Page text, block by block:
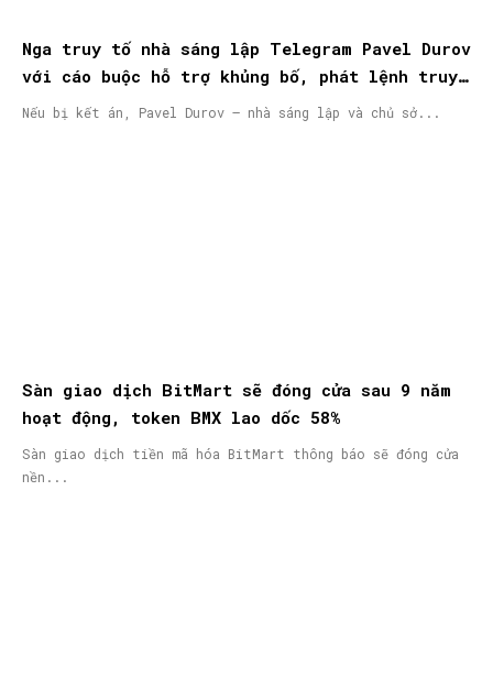
Nga truy tố nhà sáng lập Telegram Pavel Durov
với cáo buộc hỗ trợ khủng bố, phát lệnh truy
nã quốc tế
Nếu bị kết án, Pavel Durov – nhà sáng lập và chủ sở...
Sàn giao dịch BitMart sẽ đóng cửa sau 9 năm
hoạt động, token BMX lao dốc 58%
Sàn giao dịch tiền mã hóa BitMart thông báo sẽ đóng cửa
nền...